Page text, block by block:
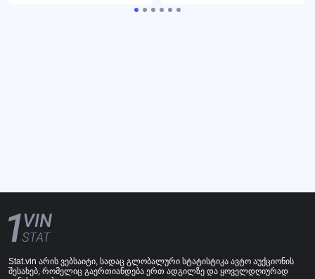
Stat.vin არის ვებსაიტი, სადაც გლობალური სტატისტიკა ავტო აუქციონის
შესახებ, რომელიც გაერთიანდება ერთ ადგილზე და ყოველდღიურად